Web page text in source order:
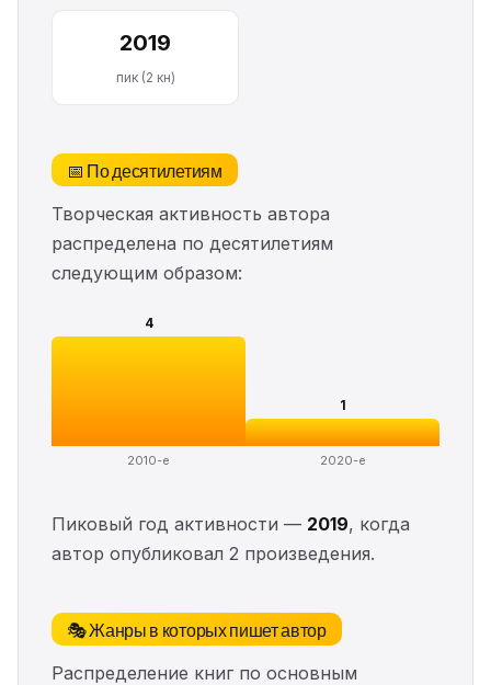
2019
пик (2 кн)
📅 По десятилетиям
Творческая активность автора
распределена по десятилетиям
следующим образом:
4
2010-е
1
2020-е
Пиковый год активности — 2019, когда
автор опубликовал 2 произведения.
🎭 Жанры в которых пишет автор
Распределение книг по основным